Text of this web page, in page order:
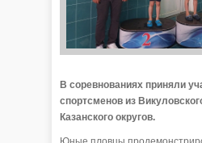
В соревнованиях приняли
спортсменов из
Казанского округов.